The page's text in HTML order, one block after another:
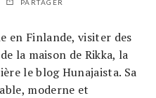
PARTAGER
en Finlande, visiter des
la maison de Rikka, la
le blog Hunajaista. Sa
moderne et